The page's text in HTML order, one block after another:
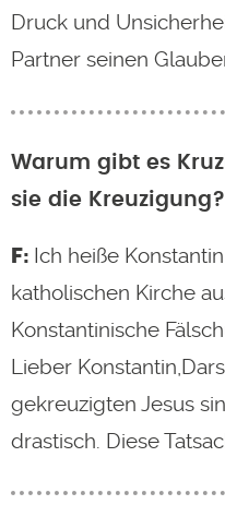
Druck und
Partner seinen
Warum gibt es
sie die Kreuzigung?
Ich heiße
katholischen Kirche
Konstantinische
Lieber
gekreuzigten Jesus
drastisch. Diese